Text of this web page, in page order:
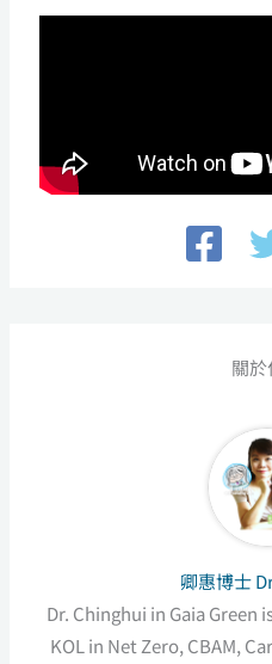
關於
卿惠博士
Dr. Chinghui in Gaia Green
KOL in Net Zero, CBAM,